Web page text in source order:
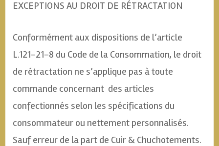
EXCEPTIONS AU DROIT DE RÉTRACTATION
Conformément aux dispositions de l’article
L.121-21-8 du Code de la Consommation, le droit
de rétractation ne s’applique pas à toute
commande concernant des articles
confectionnés selon les spécifications du
consommateur ou nettement personnalisés.
Sauf erreur de la part de Cuir & Chuchotements.